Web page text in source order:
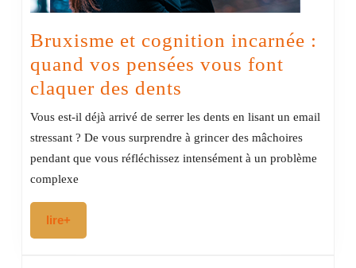
Bruxisme et cognition incarnée :
quand vos pensées vous font
claquer des dents
et
cognition
incarnée
Vous est-il déjà arrivé de serrer les dents en lisant un email
stressant ? De vous surprendre à grincer des mâchoires
pendant que vous réfléchissez intensément à un problème
complexe
lire+